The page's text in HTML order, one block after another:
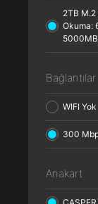
2TB
Okuma:
Bağlantılar
WIFI Yok
300
Anakart